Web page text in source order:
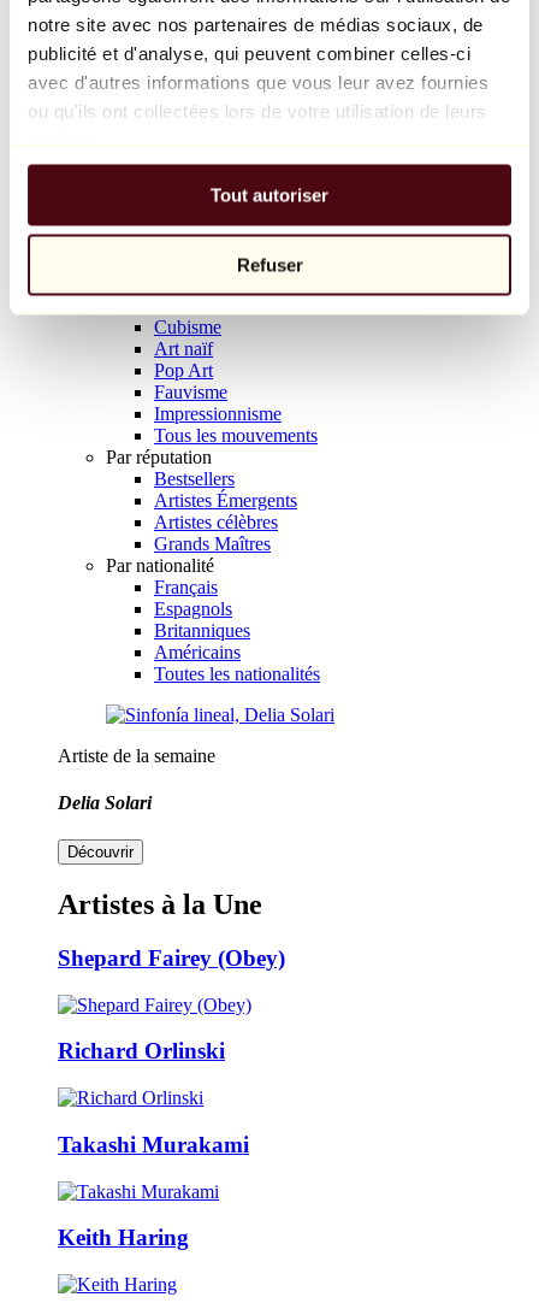
notre site avec nos partenaires de médias sociaux, de
publicité et d'analyse, qui peuvent combiner celles-ci
avec d'autres informations que vous leur avez fournies
ou qu'ils ont collectées lors de votre utilisation de leurs
Tout autoriser
Refuser
69 €
Découvrir
Artistes
Tous les sculpteurs
Tous les dessinateurs
Tous les designers
Cubisme
Art naïf
Pop Art
Fauvisme
Impressionnisme
Tous les mouvements
Par réputation
Bestsellers
Artistes Émergents
Artistes célèbres
Grands Maîtres
Par nationalité
Français
Espagnols
Britanniques
Américains
Toutes les nationalités
Artiste de la semaine
Delia Solari
Découvrir
Artistes à la Une
Shepard Fairey (Obey)
Richard Orlinski
Takashi Murakami
Keith Haring